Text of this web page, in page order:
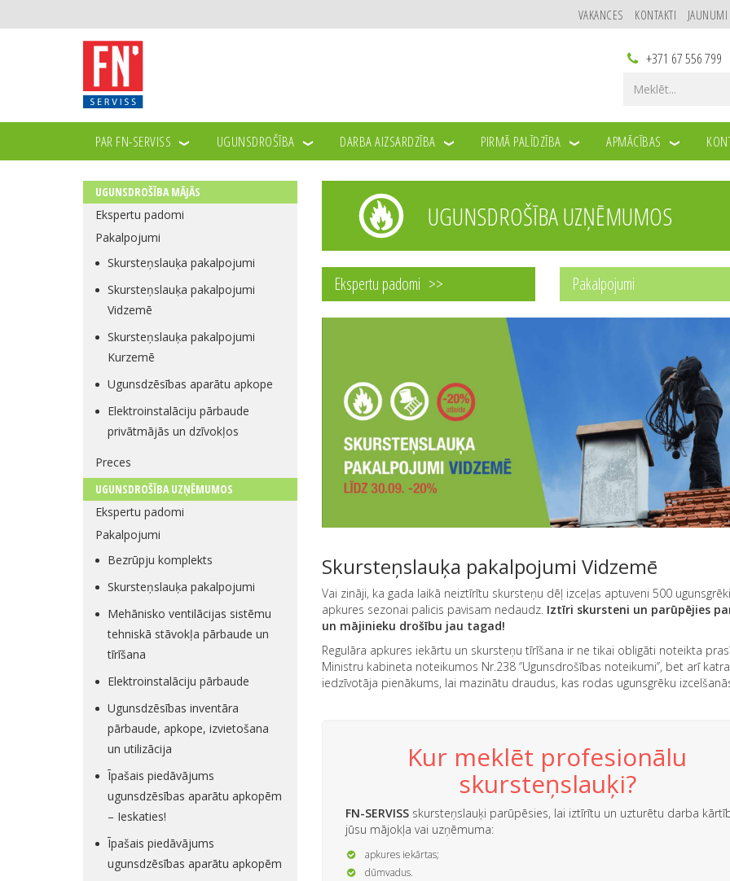
VAKANCES KONTAKTI JAUNUMI
+371 67 556 799
PAR FN-SERVISS UGUNSDROŠĪBA DARBA AIZSARDZĪBA PIRMĀ PALĪDZĪBA APMĀCĪBAS
UGUNSDROŠĪBA MĀJĀS
Ekspertu padomi
Pakalpojumi
Skursteņslauķa pakalpojumi
Skursteņslauķa pakalpojumi
Vidzemē
Skursteņslauķa pakalpojumi
Kurzemē
Ugunsdzēsības aparātu apkope
Elektroinstalāciju pārbaude
privātmājās un dzīvokļos
Preces
UGUNSDROŠĪBA UZŅĒMUMOS
Ekspertu padomi
Pakalpojumi
Bezrūpju komplekts
Skursteņslauķa pakalpojumi
Mehānisko ventilācijas sistēmu
tehniskā stāvokļa pārbaude un
tīrīšana
Elektroinstalāciju pārbaude
Ugunsdzēsības inventāra
pārbaude, apkope, izvietošana
un utilizācija
Īpašais piedāvājums
ugunsdzēsības aparātu apkopēm
– Ieskaties!
Īpašais piedāvājums
ugunsdzēsības aparātu apkopēm
UGUNSDROŠĪBA UZŅĒMUMOS
Ekspertu padomi Pakalpojumi
Skursteņslauķa pakalpojumi Vidzemē
Vai zināji, ka gada laikā neiztīrītu skursteņu dēļ izceļas aptuveni 500
apkures sezonai palicis pavisam nedaudz. Iztīri skursteni un parūpējies
un mājinieku drošību jau tagad!
Regulāra apkures iekārtu un skursteņu tīrīšana ir ne tikai obligāti noteikta
Ministru kabineta noteikumos Nr.238 ‘’Ugunsdrošības noteikumi’’, bet arī katra
iedzīvotāja pienākums, lai mazinātu draudus, kas rodas ugunsgrēku
Kur meklēt profesionālu
skursteņslauķi?
FN-SERVISSskursteņslauķi parūpēsies, lai iztīrītu un uzturētu darba
jūsu mājokļa vai uzņēmuma:
apkures iekārtas;
dūmvadus.